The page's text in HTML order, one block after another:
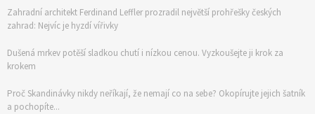
Zahradní architekt Ferdinand Leffler prozradil největší prohřešky českých
zahrad: Nejvíc je hyzdí vířivky
Dušená mrkev potěší sladkou chutí i nízkou cenou. Vyzkoušejte ji krok za
krokem
Proč Skandinávky nikdy neříkají, že nemají co na sebe? Okopírujte jejich šatník
a pochopíte...